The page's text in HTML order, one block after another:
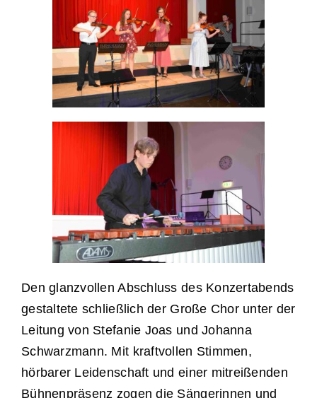
Den glanzvollen Abschluss des Konzertabends
gestaltete schließlich der Große Chor unter der
Leitung von Stefanie Joas und Johanna
Schwarzmann. Mit kraftvollen Stimmen,
hörbarer Leidenschaft und einer mitreißenden
Bühnenpräsenz zogen die Sängerinnen und